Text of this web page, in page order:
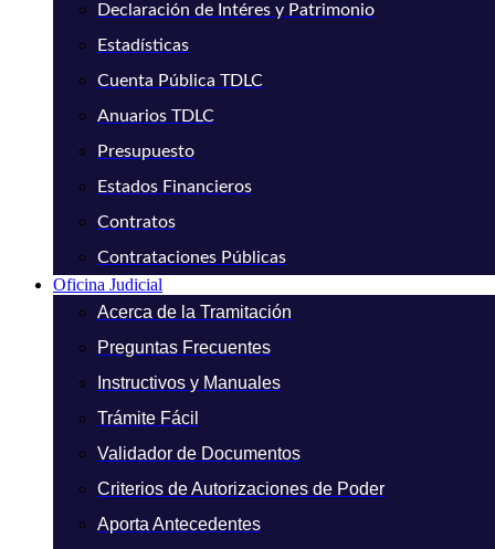
Declaración de Intéres y Patrimonio
Estadísticas
Cuenta Pública TDLC
Anuarios TDLC
Presupuesto
Estados Financieros
Contratos
Contrataciones Públicas
Oficina Judicial
Acerca de la Tramitación
Preguntas Frecuentes
Instructivos y Manuales
Trámite Fácil
Validador de Documentos
Criterios de Autorizaciones de Poder
Aporta Antecedentes